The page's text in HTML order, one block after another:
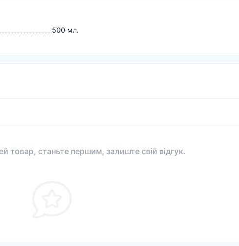
500 мл.
товар, станьте першим, залиште свій відгук.